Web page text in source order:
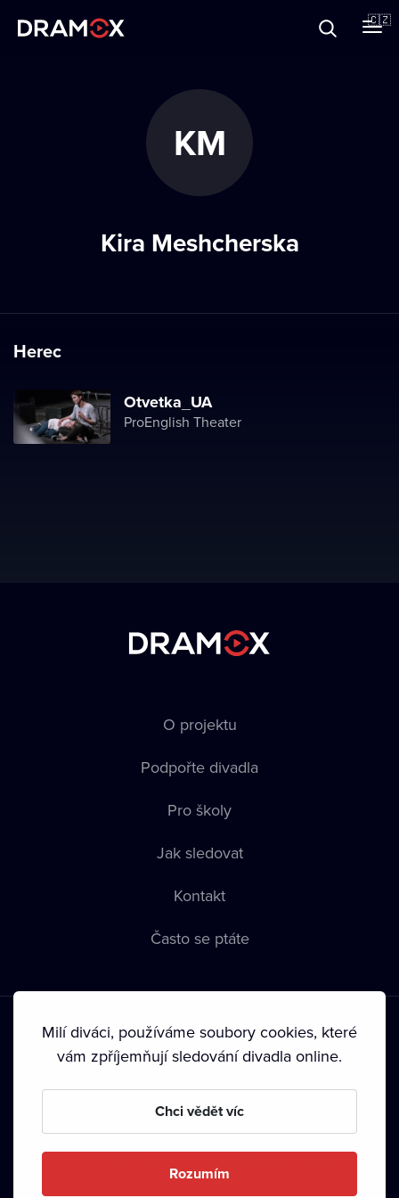
🇨🇿
KM
Kira Meshcherska
Herec
Otvetka_UA
ProEnglish Theater
O projektu
Podpořte divadla
Pro školy
Jak sledovat
Kontakt
Často se ptáte
Podmínky používání • Ochrana soukromí • Zásady používání
• Autorská práva•
Milí diváci, používáme soubory cookies, které
vám zpříjemňují sledování divadla online.
Chci vědět víc
Rozumím